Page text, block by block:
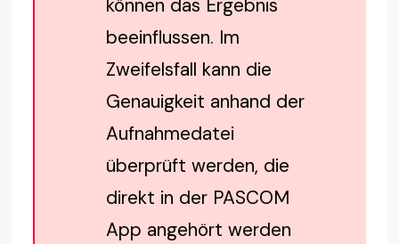
beeinflussen. Im
Zweifelsfall kann die
Genauigkeit anhand der
Aufnahmedatei
überprüft werden, die
direkt in der PASCOM
App angehört werden